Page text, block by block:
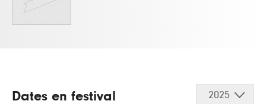
Dates en festival 2025